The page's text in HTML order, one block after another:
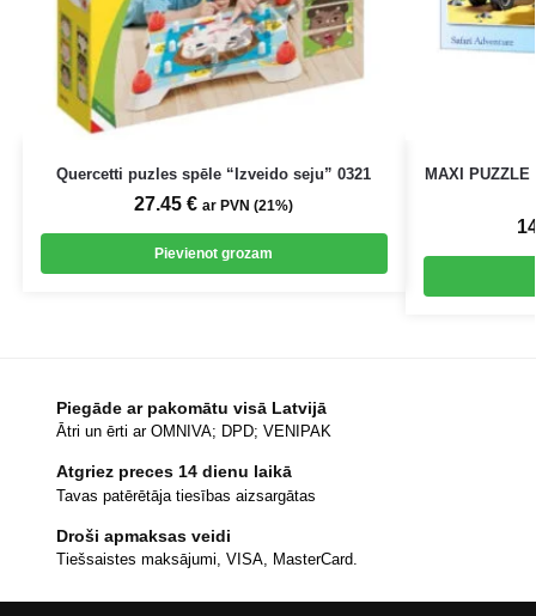
Quercetti puzles spēle “Izveido seju” 0321
27.45€ ar PVN (21%)
Pievienot grozam
MAXI
Piegāde ar pakomātu visā Latvijā
Ātri un ērti ar OMNIVA; DPD; VENIPAK
Atgriez preces 14 dienu laikā
Tavas patērētāja tiesības aizsargātas
Droši apmaksas veidi
Tiešsaistes maksājumi, VISA, MasterCard.